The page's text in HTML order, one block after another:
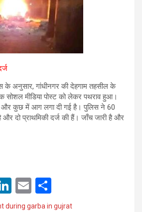
के अनुसार, गांधीनगर की देहगाम तहसील के
सोशल मीडिया पोस्ट को लेकर पथराव हुआ।
और कुछ में आग लगा दी गई है। पुलिस ने 60
और दो प्राथमिकी दर्ज की हैं। जाँच जारी है और
Li
n
E
m h
during garba in gujrat